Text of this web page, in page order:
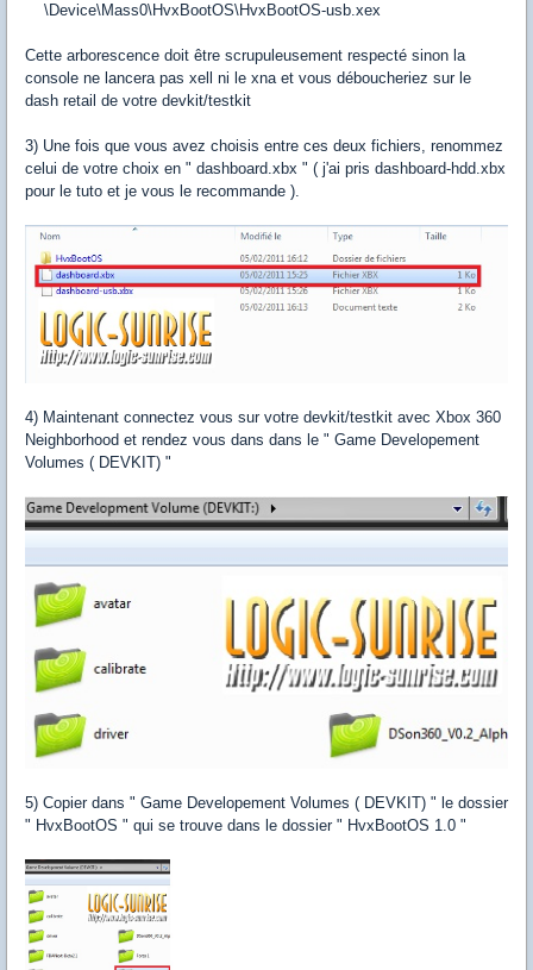
\Device\Mass0\HvxBootOS\HvxBootOS-usb.xex
Cette arborescence doit être scrupuleusement respecté sinon la
console ne lancera pas xell ni le xna et vous déboucheriez sur le
dash retail de votre devkit/testkit
3) Une fois que vous avez choisis entre ces deux fichiers, renommez
celui de votre choix en " dashboard.xbx " ( j'ai pris dashboard-hdd.xbx
pour le tuto et je vous le recommande ).
4) Maintenant connectez vous sur votre devkit/testkit avec Xbox 360
Neighborhood et rendez vous dans dans le " Game Developement
Volumes ( DEVKIT) "
5) Copier dans " Game Developement Volumes ( DEVKIT) " le dossier
" HvxBootOS " qui se trouve dans le dossier " HvxBootOS 1.0 "